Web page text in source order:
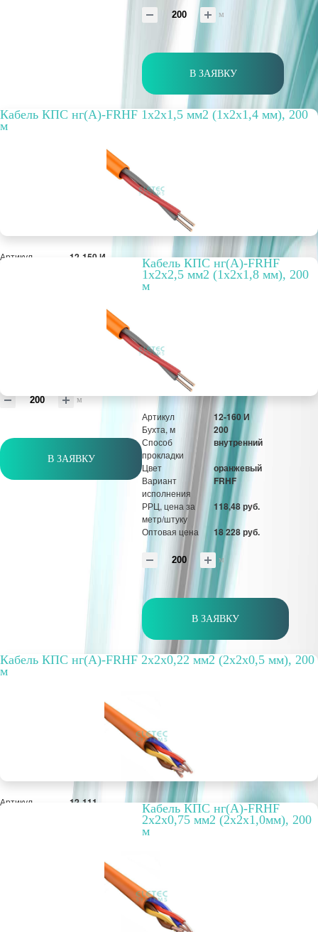
м
В ЗАЯВКУ
Кабель КПС нг(А)-FRHF 1х2х1,5 мм2 (1х2х1,4 мм), 200
м
Артикул 12-150 И
оранжевый
м
В ЗАЯВКУ
Кабель КПС нг(А)-FRHF
1х2х2,5 мм2 (1х2х1,8 мм), 200
м
Артикул 12-160 И
Бухта, м 200
Способ
прокладки
внутренний
Цвет оранжевый
Вариант
исполнения
FRHF
РРЦ, цена за
метр/штуку
118,48 руб.
Оптовая цена 18 228 руб.
м
В ЗАЯВКУ
Кабель КПС нг(А)-FRHF 2х2х0,22 мм2 (2х2х0,5 мм), 200
м
Артикул 12-111
Кабель КПС нг(А)-FRHF
2х2х0,75 мм2 (2х2х1,0мм), 200
м